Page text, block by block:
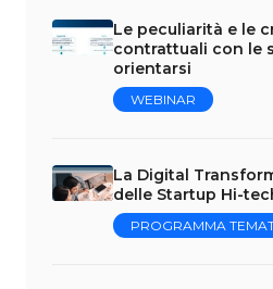
Le peculiarità e le
contrattuali con le
orientarsi
WEBINAR
La Digital
delle Startup Hi-
PROGRAMMA